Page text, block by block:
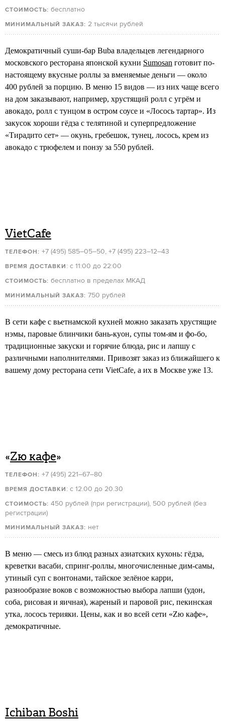
СТОИМОСТЬ: бесплатно
МИНИМАЛЬНЫЙ ЗАКАЗ: 2 тысячи рублей
Демократичный суши-бар Buba владельцев легендарного
московского ресторана японской кухни Sumosan готовит по-
настоящему вкусные роллы за вменяемые деньги — около
400 рублей за порцию. В меню 15 видов — из них чаще всего
на дом заказывают, например, хрустящий ролл с угрём и
авокадо, ролл с тунцом в остром соусе и «Лосось тартар». Из
закусок хороши гёдза с телятиной и суперпредложение
«Тирадито сет» — окунь, гребешок, тунец, лосось, крем из
авокадо с трюфелем и понзу за 550 рублей.
VietCafe
ТЕЛЕФОН: +7 (495) 585–05–50, +7 (495) 223–12–43
ВРЕМЯ ДОСТАВКИ : с 11:00 до 22:00
СТОИМОСТЬ: бесплатно в пределах МКАД
МИНИМАЛЬНЫЙ ЗАКАЗ: 750 рублей
В сети кафе с вьетнамской кухней можно заказать хрустящие
нэмы, паровые блинчики бань-куон, супы том-ям и фо-бо,
традиционные закуски и горячие блюда, рис и лапшу с
различными наполнителями. Привозят заказ из ближайшего к
вашему дому ресторана сети VietCafe, а их в Москве уже 13.
«Zю кафе»
ТЕЛЕФОН: +7 (495) 221–67–80
ВРЕМЯ ДОСТАВКИ : с 12.00 до 20.30
СТОИМОСТЬ: 450 рублей (при регистрации), 500 рублей (без
регистрации)
МИНИМАЛЬНЫЙ ЗАКАЗ: нет
В меню — смесь из блюд разных азиатских кухонь: гёдза,
креветки васаби, спринг-роллы, многочисленные дим-самы,
утиный суп с вонтонами, тайское зелёное карри,
разнообразие воков с возможностью выбора лапши (удон,
соба, рисовая и яичная), жареный и паровой рис, пекинская
утка, лосось терияки. Цены, как и во всей сети «Zю кафе»,
демократичные.
Ichiban Boshi